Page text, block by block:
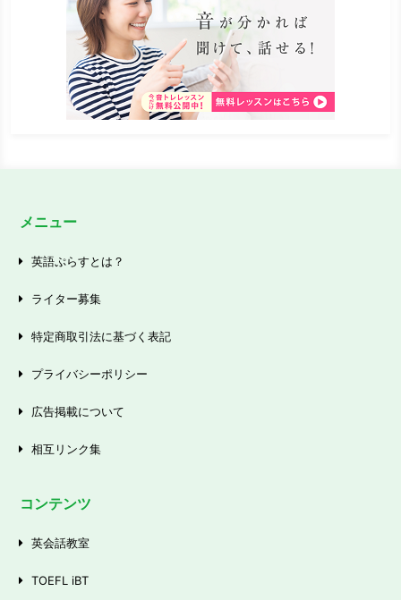
メニュー
英語ぷらすとは？
ライター募集
特定商取引法に基づく表記
プライバシーポリシー
広告掲載について
相互リンク集
コンテンツ
英会話教室
TOEFL iBT